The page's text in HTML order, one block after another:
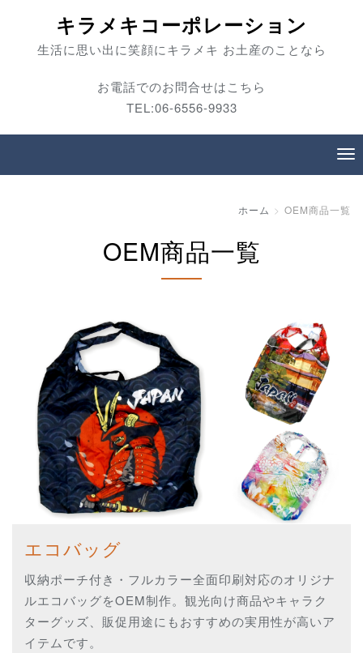
キラメキコーポレーション
生活に思い出に笑顔にキラメキ お土産のことなら
お電話でのお問合せはこちら
TEL:06-6556-9933
ホーム OEM商品一覧
OEM商品一覧
エコバッグ
収納ポーチ付き・フルカラー全面印刷対応のオリジナ
ルエコバッグをOEM制作。観光向け商品やキャラク
ターグッズ、販促用途にもおすすめの実用性が高いア
イテムです。